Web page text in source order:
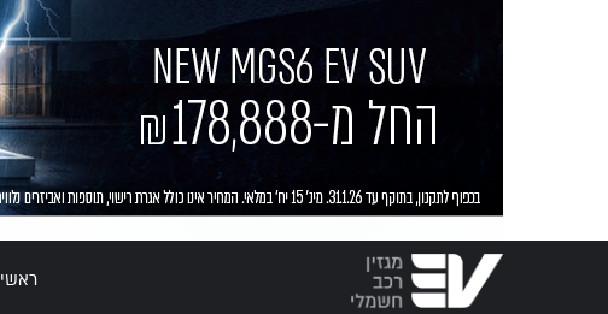
ראשי